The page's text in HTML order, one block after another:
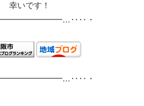
幸いです！
・
・